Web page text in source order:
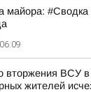
майора: #Сводка
06:09
вторжения ВСУ в
жителей